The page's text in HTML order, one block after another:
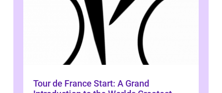
Tour de France Start: A Grand